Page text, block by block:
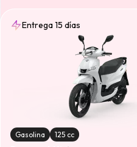
Entrega 15 días
Gasolina 125 cc